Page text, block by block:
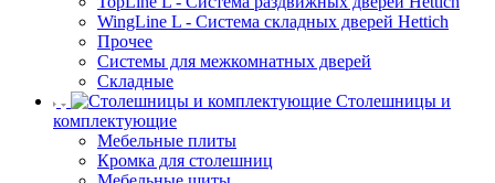
WingLine L - Система складных дверей Hettich
Прочее
Системы для межкомнатных дверей
Складные
Столешницы и
комплектующие
Мебельные плиты
Кромка для столешниц